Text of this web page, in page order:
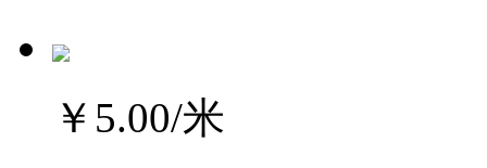
￥5.00/米